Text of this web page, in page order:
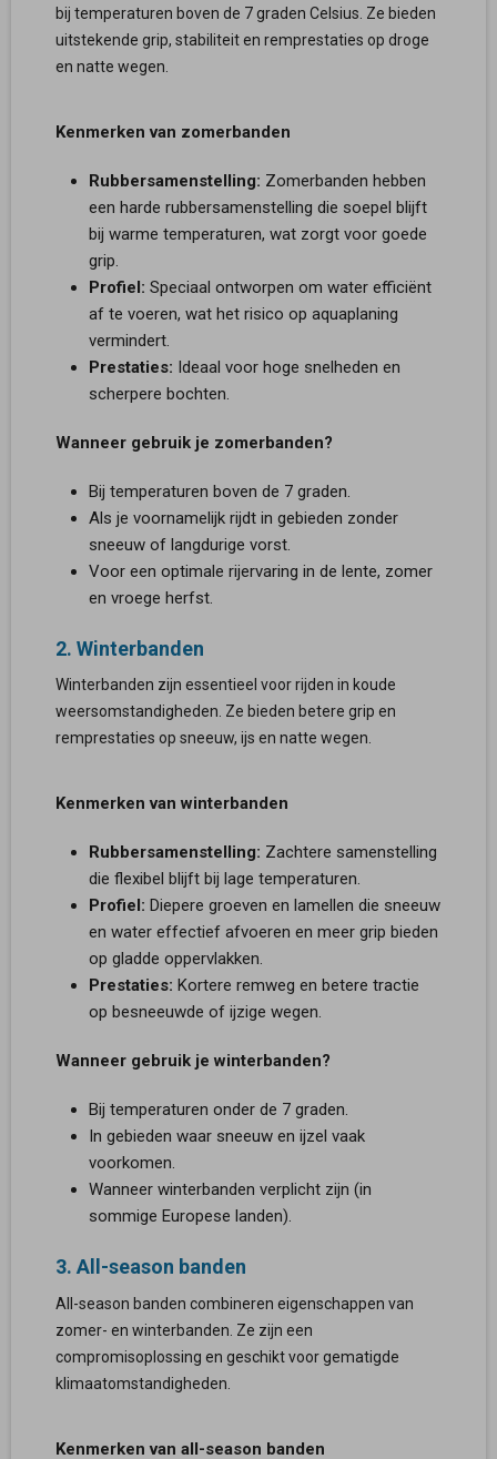
bij temperaturen boven de 7 graden Celsius. Ze bieden
uitstekende grip, stabiliteit en remprestaties op droge
en natte wegen.
Kenmerken van zomerbanden
Rubbersamenstelling: Zomerbanden hebben
een harde rubbersamenstelling die soepel blijft
bij warme temperaturen, wat zorgt voor goede
grip.
Profiel: Speciaal ontworpen om water efficiënt
af te voeren, wat het risico op aquaplaning
vermindert.
Prestaties: Ideaal voor hoge snelheden en
scherpere bochten.
Wanneer gebruik je zomerbanden?
Bij temperaturen boven de 7 graden.
Als je voornamelijk rijdt in gebieden zonder
sneeuw of langdurige vorst.
Voor een optimale rijervaring in de lente, zomer
en vroege herfst.
2. Winterbanden
Winterbanden zijn essentieel voor rijden in koude
weersomstandigheden. Ze bieden betere grip en
remprestaties op sneeuw, ijs en natte wegen.
Kenmerken van winterbanden
Rubbersamenstelling: Zachtere samenstelling
die flexibel blijft bij lage temperaturen.
Profiel: Diepere groeven en lamellen die sneeuw
en water effectief afvoeren en meer grip bieden
op gladde oppervlakken.
Prestaties: Kortere remweg en betere tractie
op besneeuwde of ijzige wegen.
Wanneer gebruik je winterbanden?
Bij temperaturen onder de 7 graden.
In gebieden waar sneeuw en ijzel vaak
voorkomen.
Wanneer winterbanden verplicht zijn (in
sommige Europese landen).
3. All-season banden
All-season banden combineren eigenschappen van
zomer- en winterbanden. Ze zijn een
compromisoplossing en geschikt voor gematigde
klimaatomstandigheden.
Kenmerken van all-season banden